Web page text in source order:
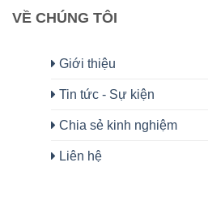
VỀ CHÚNG TÔI
Giới thiệu
Tin tức - Sự kiện
Chia sẻ kinh nghiệm
Liên hệ